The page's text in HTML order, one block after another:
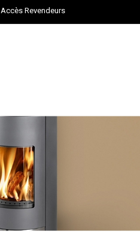
Accès Revendeurs